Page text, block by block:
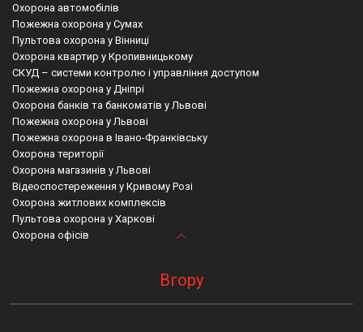
Охорона автомобілів
Пожежна охорона у Сумах
Пультова охорона у Вінниці
Охорона квартир у Кропивницькому
СКУД – системи контролю і управління доступом
Пожежна охорона у Дніпрі
Охорона банків та банкоматів у Львові
Пожежна охорона у Львові
Пожежна охорона в Івано-Франківську
Охорона території
Охорона магазинів у Львові
Відеоспостереження у Кривому Розі
Охорона житлових комплексів
Пультова охорона у Харкові
Охорона офісів
Пультова охорона сумської області
Вгору